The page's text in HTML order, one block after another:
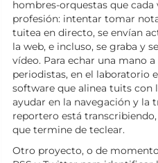
hombres-orquestas que cada
profesión: intentar tomar
tuitea en directo, se envían
la web, e incluso, se graba y
vídeo. Para echar una mano
periodistas, en el laboratorio
software que alinea tuits con
ayudar en la navegación y la
reportero está transcribiendo,
que termine de teclear.
Otro proyecto, o de